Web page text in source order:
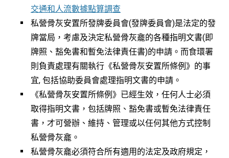
交通和人流數據點算調查
私營骨灰安置所發牌委員會(發牌委員會)是法定的發
牌當局，考慮及決定私營骨灰龕的各種指明文書(即
牌照、豁免書和暫免法律責任書)的申請。而食環署
則負責處理有關執行《私營骨灰安置所條例》的事
宜, 包括協助委員會處理指明文書的申請。
《私營骨灰安置所條例》已經生效，任何人士必須
取得指明文書，包括牌照、豁免書或暫免法律責任
書，才可營辦、維持、管理或以任何其他方式控制
私營骨灰龕。
私營骨灰龕必須符合所有適用的法定及政府規定，